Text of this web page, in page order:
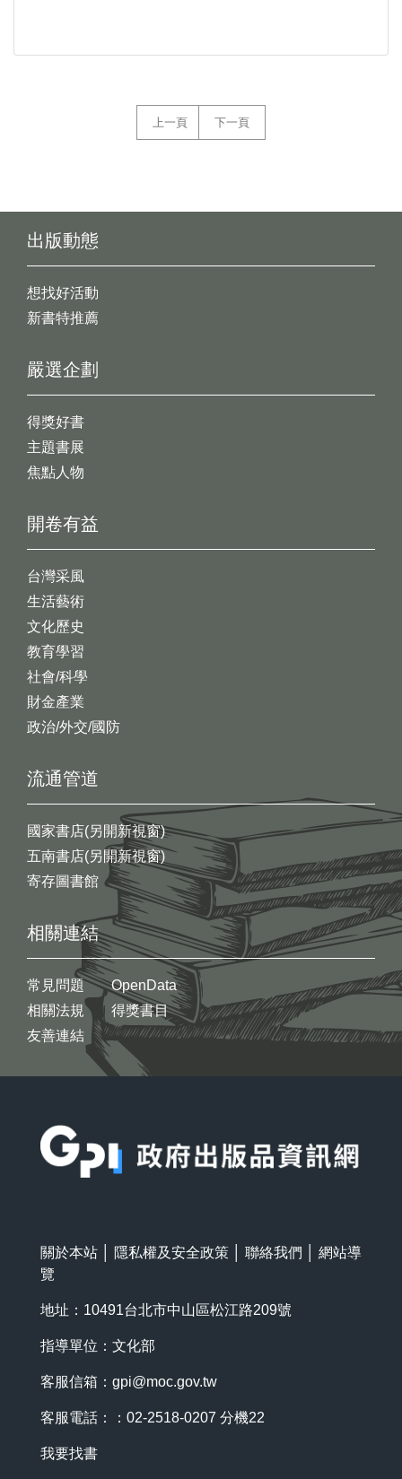
上一頁 下一頁
出版動態
想找好活動
新書特推薦
開卷有益
台灣采風
生活藝術
文化歷史
教育學習
社會/科學
財金產業
政治/外交/國防
嚴選企劃
得獎好書
主題書展
焦點人物
流通管道
國家書店(另開新視窗)
五南書店(另開新視窗)
寄存圖書館
相關連結
常見問題
相關法規
友善連結
OpenData
得獎書目
關於本站 隱私權及安全政策 聯絡我們
網站導
覽
地址：10491台北市中山區松江路209號
指導單位：文化部
客服信箱： gpi@moc.gov.tw
客服電話：：02-2518-0207 分機22
我要找書